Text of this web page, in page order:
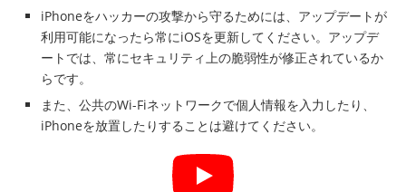
iPhoneをハッカーの攻撃から守るためには、アップデートが
利用可能になったら常にiOSを更新してください。アップデ
ートでは、常にセキュリティ上の脆弱性が修正されているか
らです。
また、公共のWi-Fiネットワークで個人情報を入力したり、
iPhoneを放置したりすることは避けてください。